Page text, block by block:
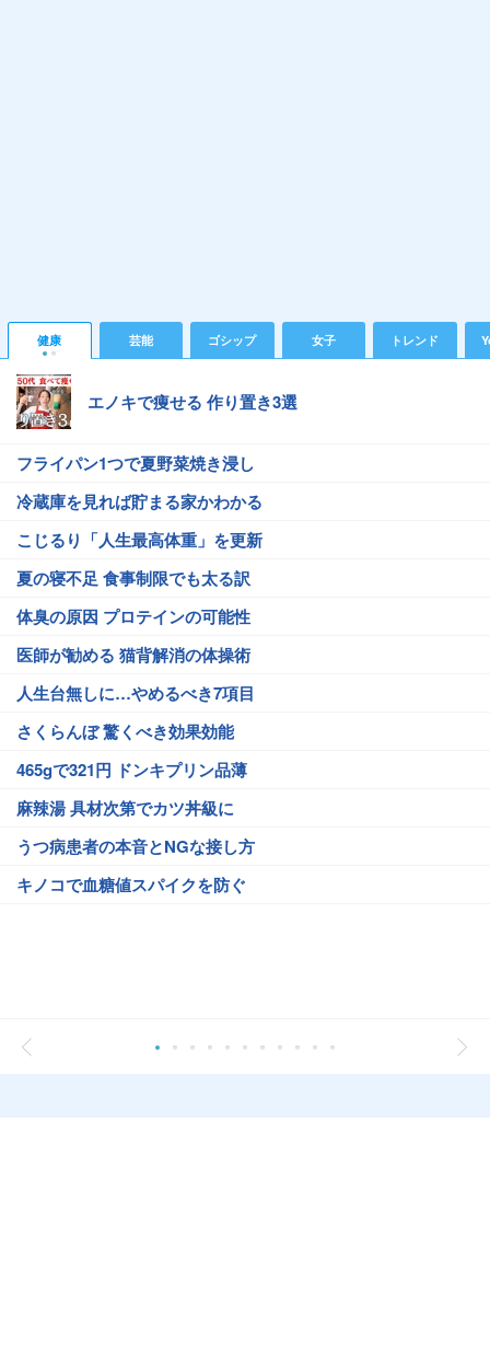
健康 芸能 ゴシップ 女子 トレンド
エノキで痩せる 作り置き3選
フライパン1つで夏野菜焼き浸し
冷蔵庫を見れば貯まる家かわかる
こじるり「人生最高体重」を更新
夏の寝不足 食事制限でも太る訳
体臭の原因 プロテインの可能性
医師が勧める 猫背解消の体操術
人生台無しに…やめるべき7項目
さくらんぼ 驚くべき効果効能
465gで321円 ドンキプリン品薄
麻辣湯 具材次第でカツ丼級に
うつ病患者の本音とNGな接し方
キノコで血糖値スパイクを防ぐ